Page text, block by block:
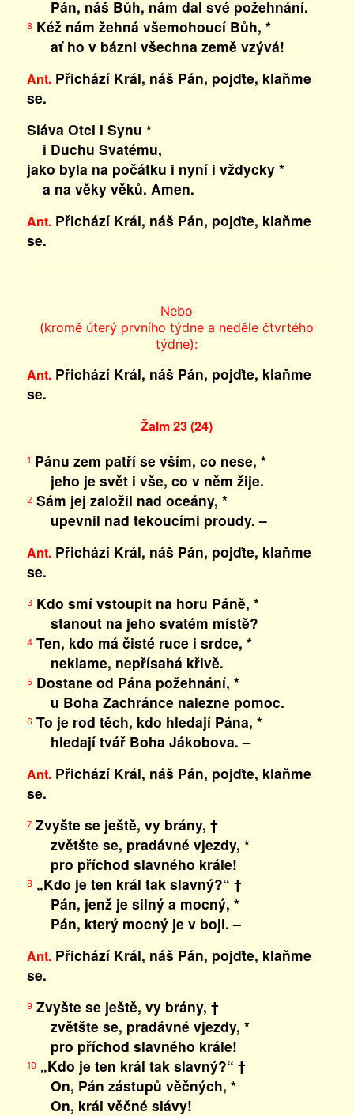
Pán, náš Bůh, nám dal své požehnání.
8 Kéž nám žehná všemohoucí Bůh, *
ať ho v bázni všechna země vzývá!
Ant.Přichází Král, náš Pán, pojďte, klaňme
se.
Sláva Otci i Synu *
i Duchu Svatému,
jako byla na počátku i nyní i vždycky *
a na věky věků. Amen.
Ant.Přichází Král, náš Pán, pojďte, klaňme
se.
Nebo
(kromě úterý prvního týdne a neděle čtvrtého
týdne):
Ant.Přichází Král, náš Pán, pojďte, klaňme
se.
Žalm 23 (24)
1 Pánu zem patří se vším, co nese, *
jeho je svět i vše, co v něm žije.
2 Sám jej založil nad oceány, *
upevnil nad tekoucími proudy. –
Ant.Přichází Král, náš Pán, pojďte, klaňme
se.
3Kdo smí vstoupit na horu Páně, *
stanout na jeho svatém místě?
4Ten, kdo má čisté ruce i srdce, *
neklame, nepřísahá křivě.
5 Dostane od Pána požehnání, *
u Boha Zachránce nalezne pomoc.
6To je rod těch, kdo hledají Pána, *
hledají tvář Boha Jákobova. –
Ant.Přichází Král, náš Pán, pojďte, klaňme
se.
7Zvyšte se ještě, vy brány, †
zvětšte se, pradávné vjezdy, *
pro příchod slavného krále!
8 „Kdo je ten král tak slavný?“ †
Pán, jenž je silný a mocný, *
Pán, který mocný je v boji. –
Ant.Přichází Král, náš Pán, pojďte, klaňme
se.
9Zvyšte se ještě, vy brány, †
zvětšte se, pradávné vjezdy, *
pro příchod slavného krále!
10„Kdo je ten král tak slavný?“ †
On, Pán zástupů věčných, *
On, král věčné slávy!